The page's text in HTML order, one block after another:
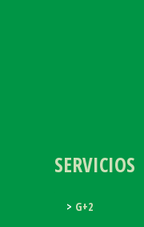
SERVICIOS
G+2